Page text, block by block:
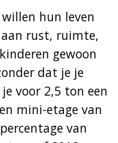
hun leven
rust, ruimte,
gewoon
dat je je
voor 2,5 ton een
mini-etage van
van